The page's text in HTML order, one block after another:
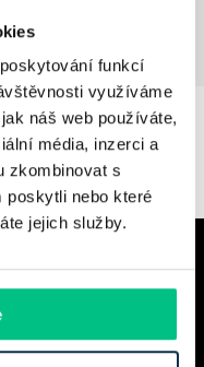
funkcí
využíváme
náš web používáte,
média, inzerci a
zkombinovat s
poskytli nebo které
jejich služby.